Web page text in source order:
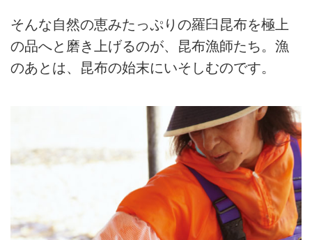
そんな自然の恵みたっぷりの羅臼昆布を極上
の品へと磨き上げるのが、昆布漁師たち。漁
のあとは、昆布の始末にいそしむのです。